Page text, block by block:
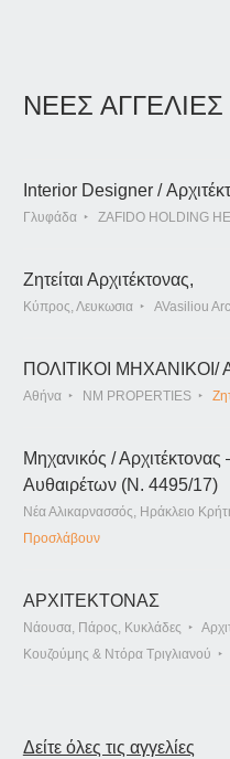
ΝΕΕΣ ΑΓΓΕΛΙΕΣ
Interior Designer /
Γλυφάδα ZAFIDO HOLDING
Ζητείται Αρχιτέκτονας,
Κύπρος, Λευκωσια AVasiliou
ΠΟΛΙΤΙΚΟΙ
Αθήνα NM PROPERTIES
Μηχανικός /
Αυθαιρέτων (Ν. 4495/17)
Νέα Αλικαρνασσός, Ηράκλειο
Προσλάβουν
ΑΡΧΙΤΕΚΤΟΝΑΣ
Νάουσα, Πάρος, Κυκλάδες
Κουζούμης & Ντόρα Τριγλιανού
Δείτε όλες τις αγγελίες